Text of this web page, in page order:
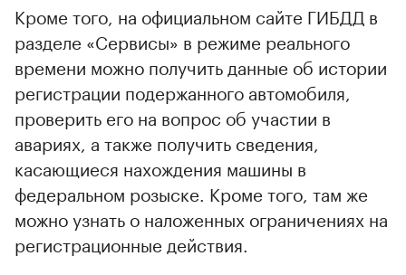
00:00 / 00:00
Кроме того, на официальном сайте ГИБДД в
разделе «Сервисы» в режиме реального
времени можно получить данные об истории
регистрации подержанного автомобиля,
проверить его на вопрос об участии в
авариях, а также получить сведения,
касающиеся нахождения машины в
федеральном розыске. Кроме того, там же
можно узнать о наложенных ограничениях на
регистрационные действия.